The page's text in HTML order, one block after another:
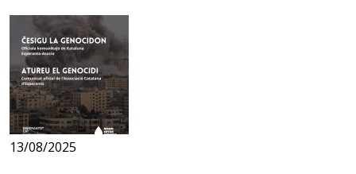
13/08/2025